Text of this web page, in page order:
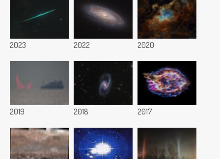
2023 2022 2020
2019 2018 2017